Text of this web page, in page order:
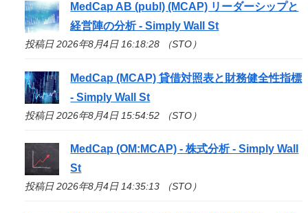
MedCap AB (publ) (MCAP) リーダーシップと
経営陣の分析 - Simply Wall St
投稿日 2026年8月4日 16:18:28 （STO）
MedCap (MCAP) 貸借対照表と財務健全性指標
- Simply Wall St
投稿日 2026年8月4日 15:54:52 （STO）
MedCap (OM:MCAP) - 株式分析 - Simply Wall
St
投稿日 2026年8月4日 14:35:13 （STO）